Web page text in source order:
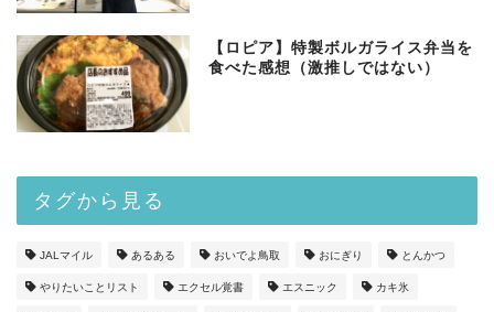
【ロピア】特製ボルガライス弁当を
食べた感想（激推しではない）
タグから見る
JALマイル あるある おいでよ鳥取 おにぎり とんかつ
やりたいことリスト エクセル覚書 エスニック カキ氷